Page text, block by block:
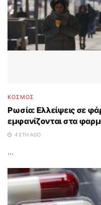
ΚΟΣΜΟΣ
Ρωσία: Ελλείψεις σε
εμφανίζονται στα
4 ΈΤΗ AGO
...